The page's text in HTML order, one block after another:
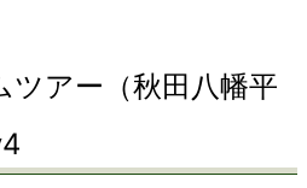
アー（秋田八幡平